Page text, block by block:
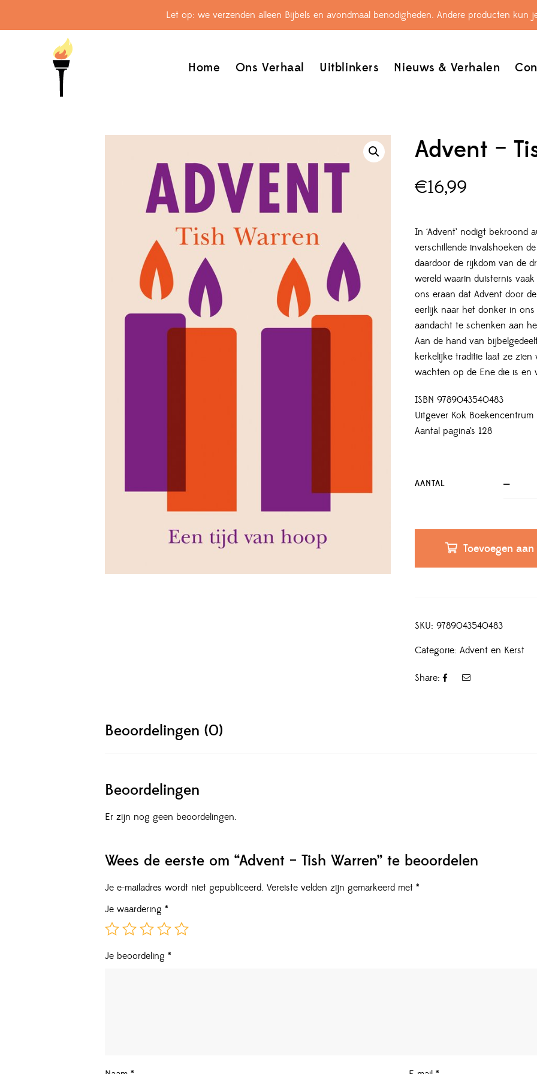
Let op: we verzenden alleen Bijbels en avondmaal benodigheden. Andere producten kun
Home Ons Verhaal Uitblinkers Nieuws & Verhalen
Advent –
€16,99
In ‘Advent’ nodigt bekroond
verschillende invalshoeken
daardoor de rijkdom van de
wereld waarin duisternis
ons eraan dat Advent door
eerlijk naar het donker in
aandacht te schenken aan
Aan de hand van
kerkelijke traditie laat ze
wachten op de Ene die is en
ISBN 9789043540483
Uitgever Kok Boekencentrum
Aantal pagina’s 128
AANTAL
Toevoegen
SKU: 9789043540483
Categorie: Advent en Kerst
Share:
Beoordelingen (0)
Beoordelingen
Er zijn nog geen beoordelingen.
Wees de eerste om “Advent – Tish Warren” te beoordelen
Je e-mailadres wordt niet gepubliceerd. Vereiste velden zijn gemarkeerd met *
Je waardering *
Je beoordeling *